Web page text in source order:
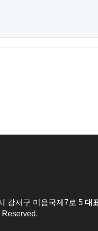
강서구 미음국제7로 5 대